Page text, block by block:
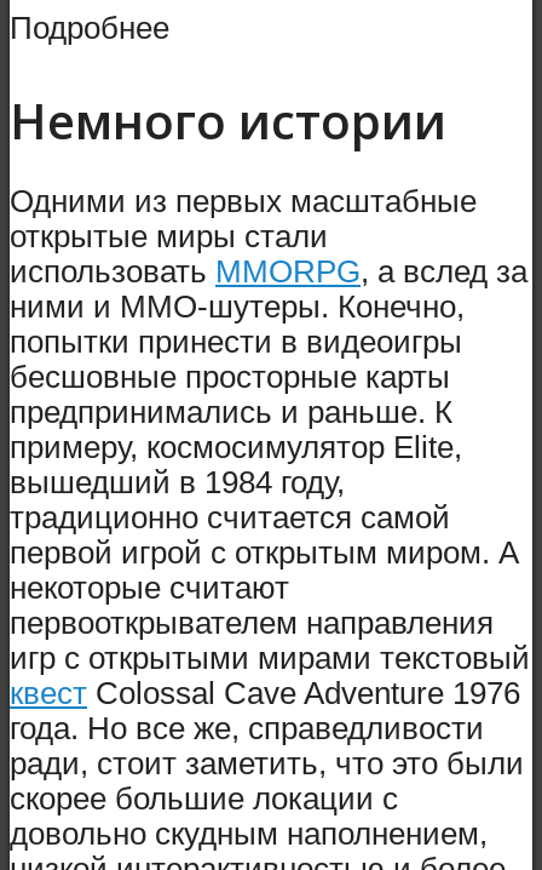
Подробнее
Немного истории
Одними из первых масштабные
открытые миры стали
использовать MMORPG, а вслед за
ними и MMO-шутеры. Конечно,
попытки принести в видеоигры
бесшовные просторные карты
предпринимались и раньше. К
примеру, космосимулятор Elite,
вышедший в 1984 году,
традиционно считается самой
первой игрой с открытым миром. А
некоторые считают
первооткрывателем направления
игр с открытыми мирами текстовый
квест Colossal Cave Adventure 1976
года. Но все же, справедливости
ради, стоит заметить, что это были
скорее большие локации с
довольно скудным наполнением,